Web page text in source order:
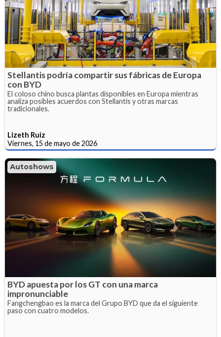
Stellantis podría compartir sus fábricas de Europa
con BYD
El coloso chino busca plantas disponibles en Europa mientras
analiza posibles acuerdos con Stellantis y otras marcas
tradicionales.
Lizeth Ruiz
Viernes, 15 de mayo de 2026
Autoshows
BYD apuesta por los GT con una marca
impronunciable
Fangchengbao es la marca del Grupo BYD que da el siguiente
paso con cuatro modelos.